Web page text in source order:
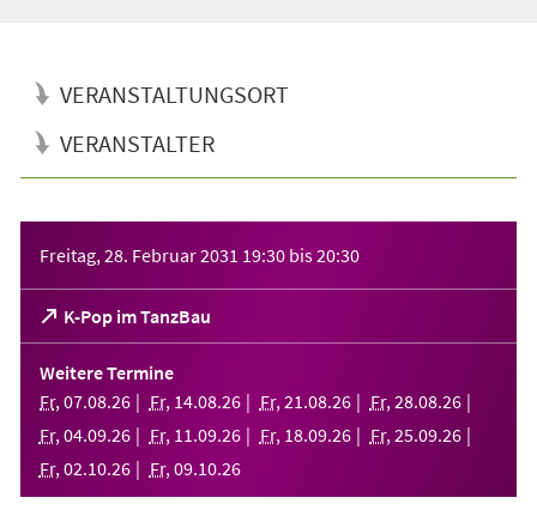
VERANSTALTUNGSORT
VERANSTALTER
Freitag, 28. Februar 2031 19:30 bis20:30
K-Pop im TanzBau
(Öffnet
in
einem
neuen
Tab)
Weitere Termine
Fr, 07.08.26 Fr, 14.08.26 Fr, 21 .08.26 Fr, 28.08.26
Fr, 04.09.26 Fr, 11 .09.26 Fr, 18.09.26 Fr, 25.09.26
Fr, 02.10.26 Fr, 09.10.26